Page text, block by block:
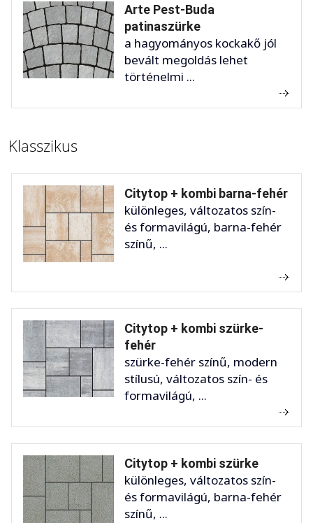
Arte Pest-Buda
patinaszürke
a hagyományos kockakő jól
bevált megoldás lehet
történelmi ...
Klasszikus
Citytop + kombi barna-fehér
különleges, változatos szín-
és formavilágú, barna-fehér
színű, ...
Citytop + kombi szürke-
fehér
szürke-fehér színű, modern
stílusú, változatos szín- és
formavilágú, ...
Citytop + kombi szürke
különleges, változatos szín-
és formavilágú, barna-fehér
színű, ...